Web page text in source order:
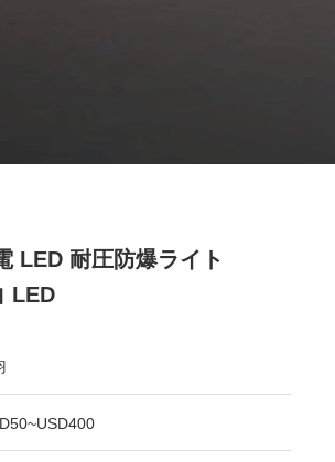
LED 耐圧防爆ライト
LED